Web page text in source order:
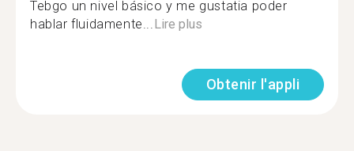
Tebgo un nivel básico y me gustatia poder
hablar fluidamente...Lire plus
Obtenir l'appli